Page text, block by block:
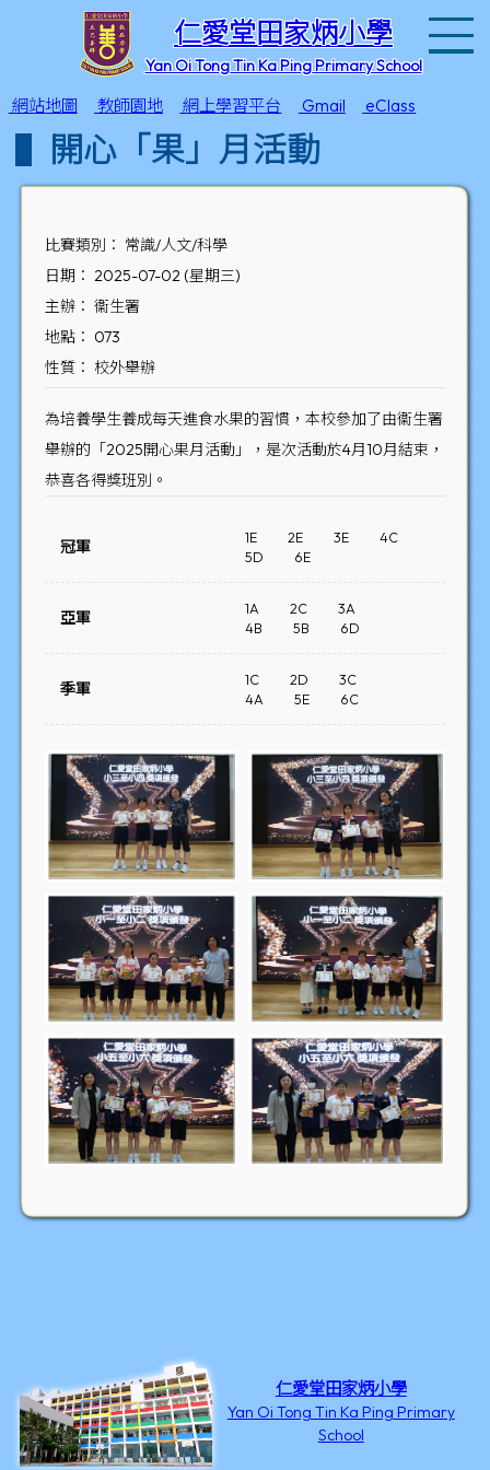
仁愛堂田家炳小學
Yan Oi Tong Tin Ka Ping Primary School
網站地圖 教師園地 網上學習平台 Gmail eClass
開心「果」月活動
比賽類別： 常識/人文/科學
日期： 2025-07-02 (星期三)
主辦： 衞生署
地點： 073
性質： 校外舉辦
為培養學生養成每天進食水果的習慣，本校參加了由衞生署
舉辦的「2025開心果月活動」，是次活動於4月10月結束，
恭喜各得獎班別。
冠軍 1E 2E 3E
4C
5D
6E
亞軍 1A 2C
3A
4B
5B 6D
季軍 1C 2D
3C
4A
5E 6C
仁愛堂田家炳小學
Yan Oi Tong Tin Ka Ping Primary
School